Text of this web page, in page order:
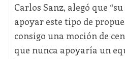
Carlos Sanz, alegó que
apoyar este tipo de
consigo una moción de
que nunca apoyaría un